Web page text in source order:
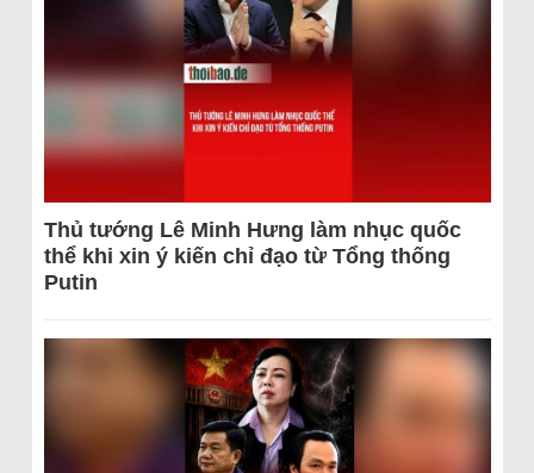
Thủ tướng Lê Minh Hưng làm nhục quốc
thể khi xin ý kiến chỉ đạo từ Tổng thống
Putin